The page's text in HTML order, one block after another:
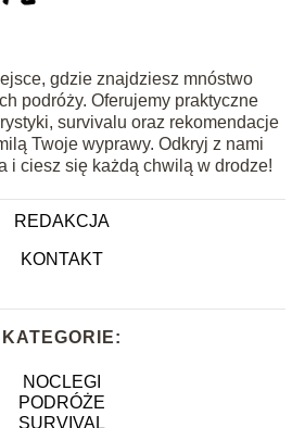
gdzie znajdziesz mnóstwo
podróży. Oferujemy praktyczne
survivalu oraz rekomendacje
Twoje wyprawy. Odkryj z nami
i ciesz się każdą chwilą w drodze!
REDAKCJA
KONTAKT
KATEGORIE:
NOCLEGI
PODRÓŻE
SURVIVAL